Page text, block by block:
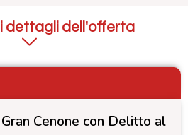
dettagli dell'offerta
Cenone con Delitto al